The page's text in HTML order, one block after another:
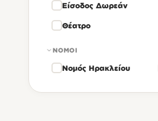
Είσοδος Δωρεάν
Θέατρο
ΝΟΜΟΊ
Νομός Ηρακλείου